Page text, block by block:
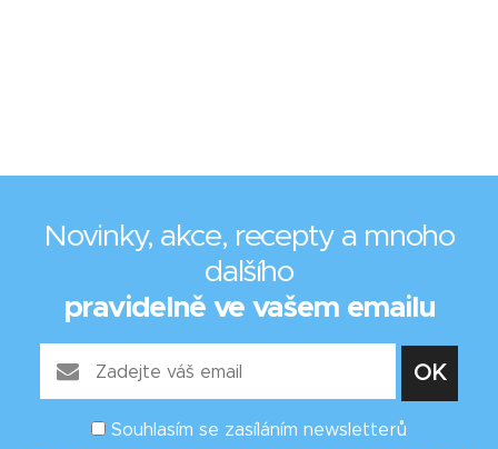
Novinky, akce, recepty a mnoho
dalšího
pravidelně ve vašem emailu
Souhlasím se zasíláním newsletterů